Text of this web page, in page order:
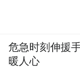
危急时刻伸援
暖人心